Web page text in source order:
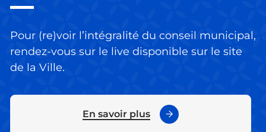
Pour (re)voir l’intégralité du conseil municipal,
rendez-vous sur le live disponible sur le site
de la Ville.
En savoir plus